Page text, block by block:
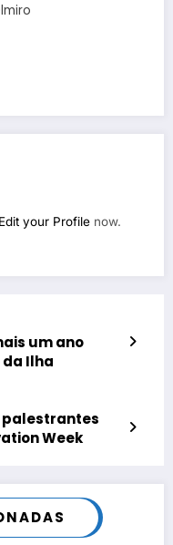
Edit your Profile now.
um ano
Ilha
palestrantes
Week